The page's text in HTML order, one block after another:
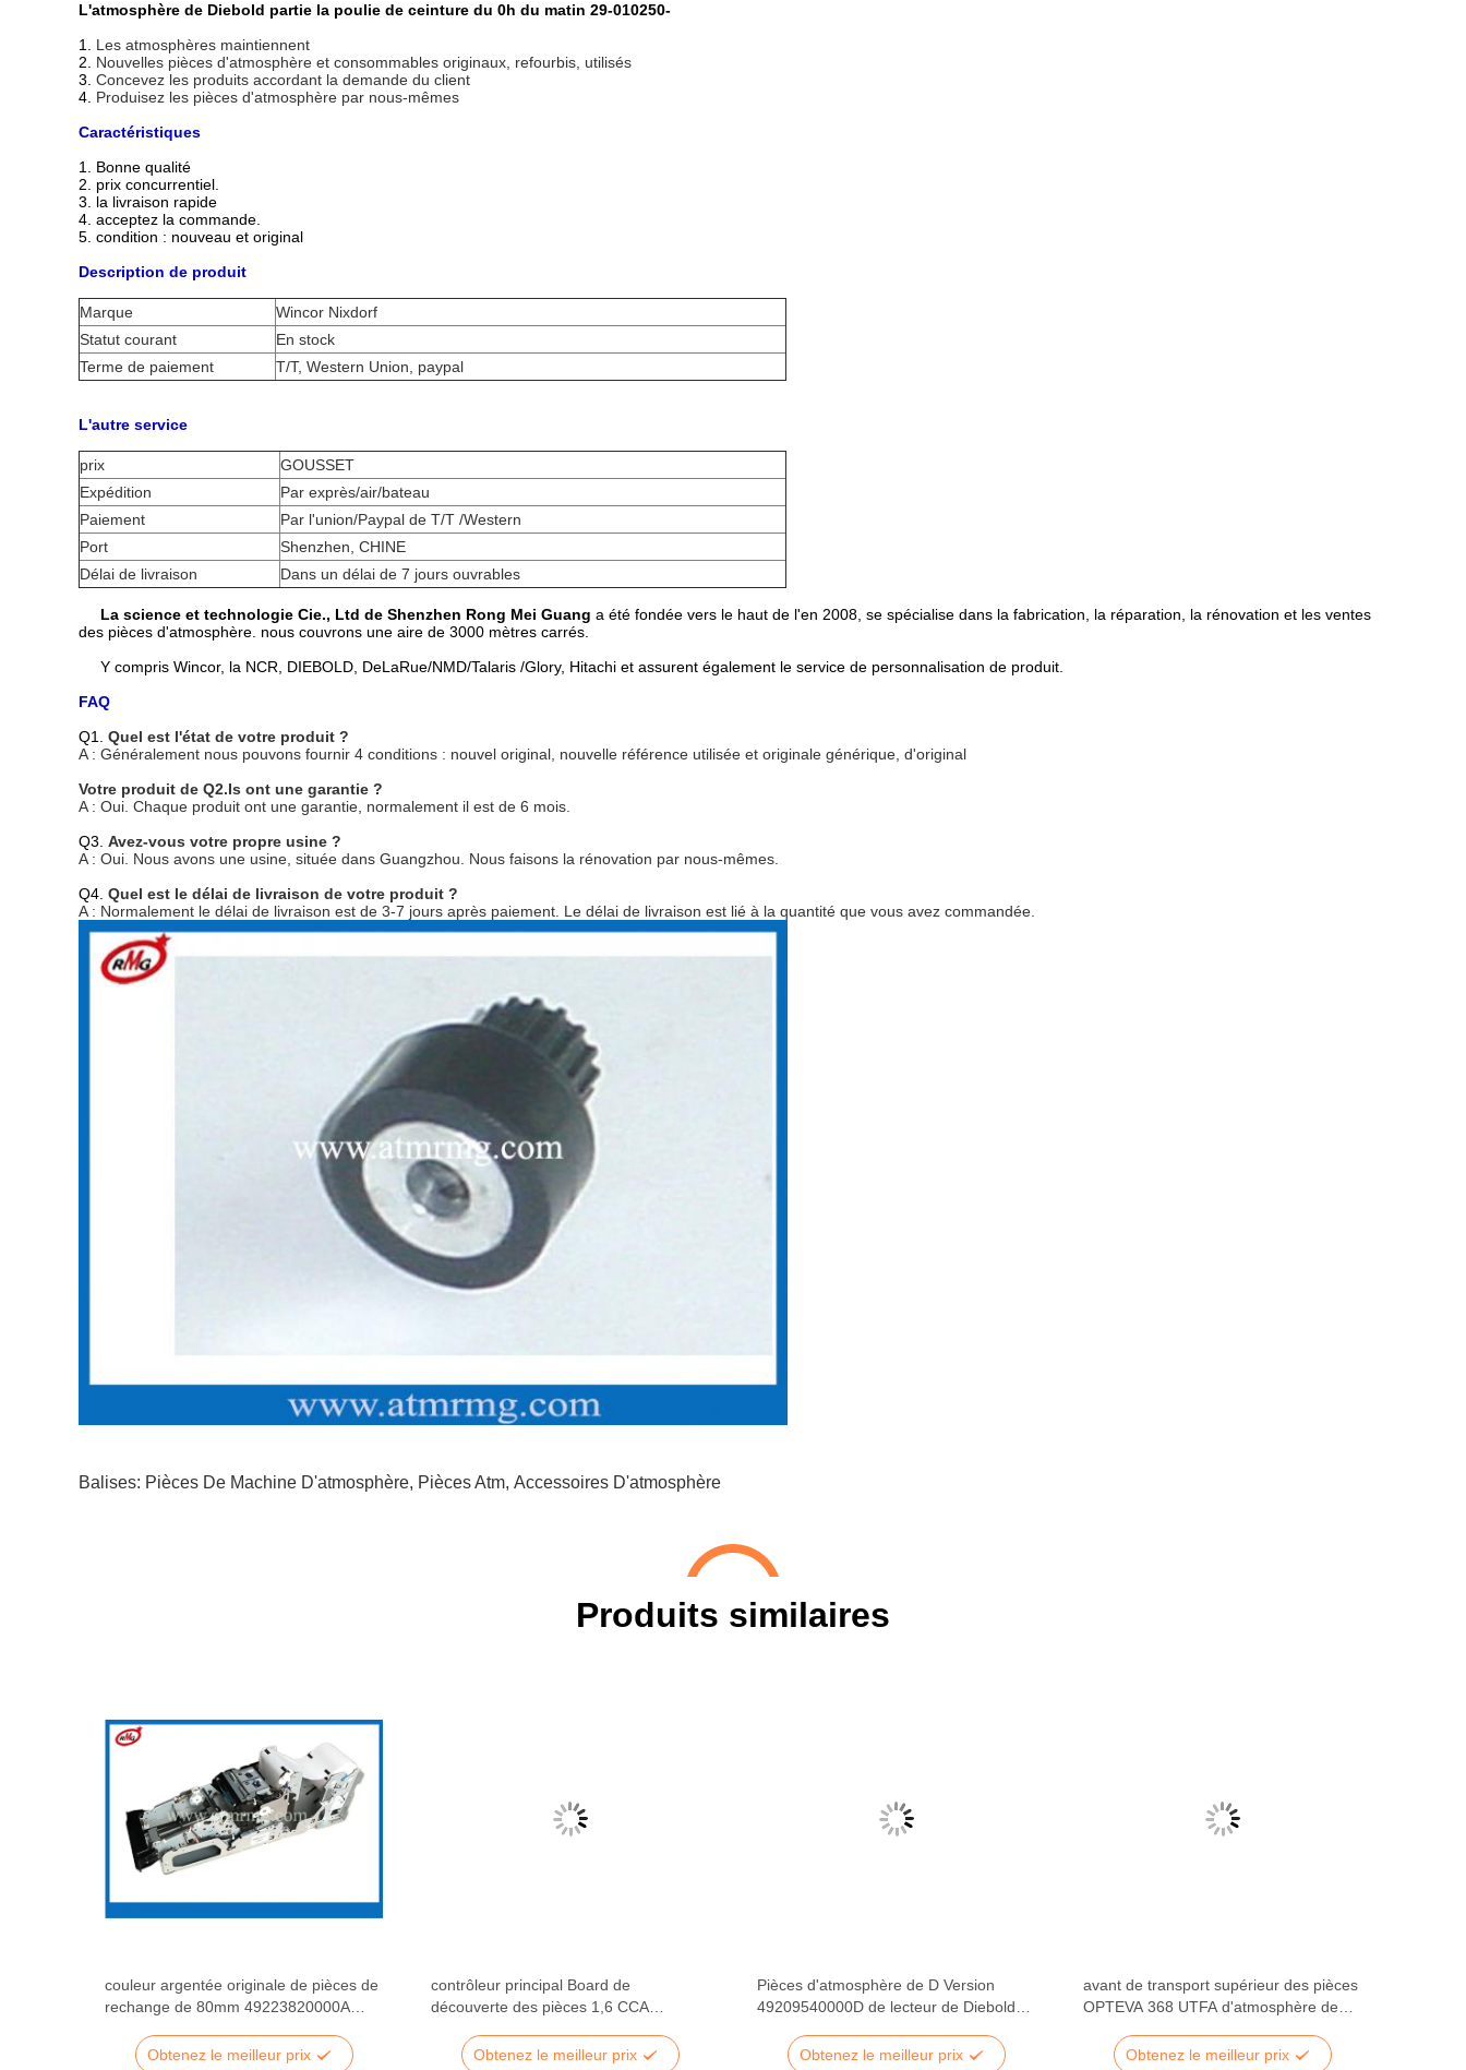
L'atmosphère de Diebold partie la poulie de ceinture du 0h du matin 29-010250-
1. Les atmosphères maintiennent
2. Nouvelles pièces d'atmosphère et consommables originaux, refourbis, utilisés
3. Concevez les produits accordant la demande du client
4. Produisez les pièces d'atmosphère par nous-mêmes
Caractéristiques
1. Bonne qualité
2. prix concurrentiel.
3. la livraison rapide
4. acceptez la commande.
5. condition : nouveau et original
Description de produit
Marque
Wincor Nixdorf
Statut courant
En stock
Terme de paiement
T/T, Western Union, paypal
L'autre service
prix
GOUSSET
Expédition
Par exprès/air/bateau
Paiement
Par l'union/Paypal de T/T /Western
Port
Shenzhen, CHINE
Délai de livraison
Dans un délai de 7 jours ouvrables
La science et technologie Cie., Ltd de Shenzhen Rong Mei Guang a été fondée vers le haut de l'en 2008, se spécialise dans la fabrication, la réparation, la rénovation et les ventes
des pièces d'atmosphère. nous couvrons une aire de 3000 mètres carrés.
Y compris Wincor, la NCR, DIEBOLD, DeLaRue/NMD/Talaris /Glory, Hitachi et assurent également le service de personnalisation de produit.
FAQ
Q1. Quel est l'état de votre produit ?
A : Généralement nous pouvons fournir 4 conditions : nouvel original, nouvelle référence utilisée et originale générique, d'original
Votre produit de Q2.Is ont une garantie ?
A : Oui. Chaque produit ont une garantie, normalement il est de 6 mois.
Q3. Avez-vous votre propre usine ?
A : Oui. Nous avons une usine, située dans Guangzhou. Nous faisons la rénovation par nous-mêmes.
Q4. Quel est le délai de livraison de votre produit ?
A : Normalement le délai de livraison est de 3-7 jours après paiement. Le délai de livraison est lié à la quantité que vous avez commandée.
Balises: Pièces De Machine D'atmosphère, Pièces Atm, Accessoires D'atmosphère
Produits similaires
couleur argentée originale de pièces de
rechange de 80mm 49223820000A
Obtenez le meilleur prix
contrôleur principal Board de
découverte des pièces 1,6 CCA
DieboldObtenez le meilleur prix
Pièces d'atmosphère de D Version
49209540000D de lecteur de Diebold
Obtenez le meilleur prix
avant de transport supérieur des pièces
OPTEVA 368 UTFA d'atmosphère de
Obtenez le meilleur prix